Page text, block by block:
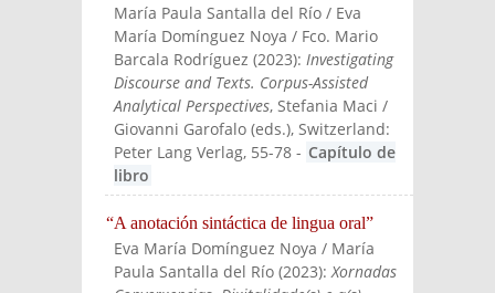
María Paula Santalla del Río / Eva
María Domínguez Noya / Fco. Mario
Barcala Rodríguez (2023): Investigating
Discourse and Texts. Corpus-Assisted
Analytical Perspectives, Stefania Maci /
Giovanni Garofalo (eds.), Switzerland:
Peter Lang Verlag, 55-78 - Capítulo de
libro
“A anotación sintáctica de lingua oral”
Eva María Domínguez Noya / María
Paula Santalla del Río (2023):Xornadas